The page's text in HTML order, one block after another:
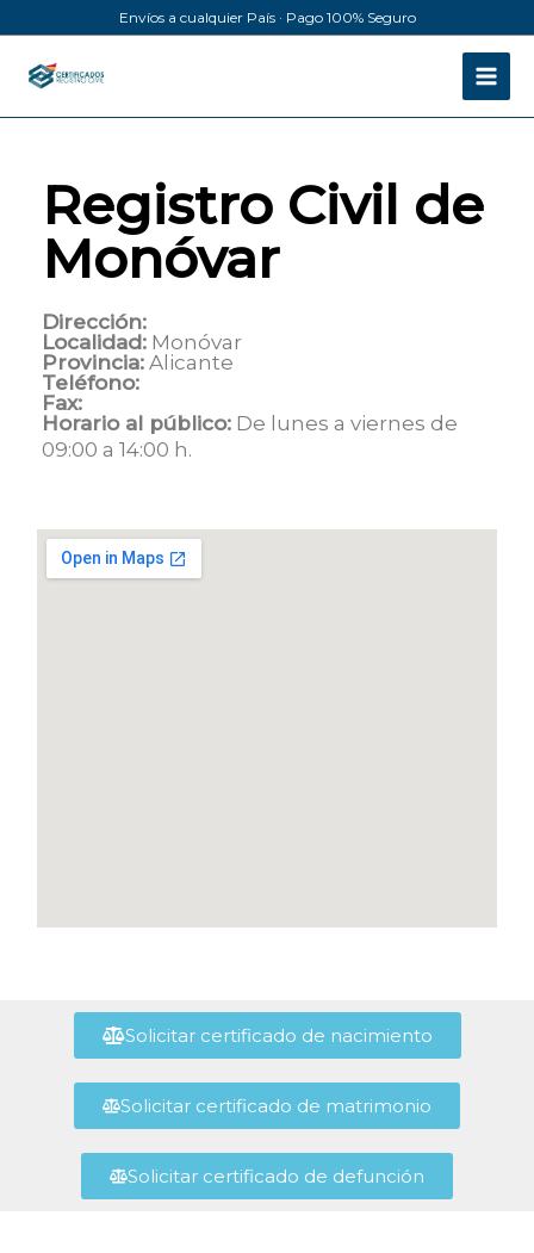
al
contenido
Envíos a cualquier País · Pago 100% Seguro
Registro Civil de
Monóvar
Dirección:
Localidad: Monóvar
Provincia: Alicante
Teléfono:
Fax:
Horario al público: De lunes a viernes de
09:00 a 14:00 h.
Solicitar certificado de nacimiento
Solicitar certificado de matrimonio
Solicitar certificado de defunción